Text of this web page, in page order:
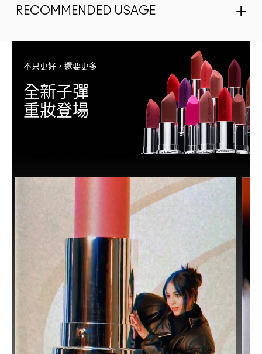
RECOMMENDED USAGE
不只更好，還要更多
全新子彈
重妝登場